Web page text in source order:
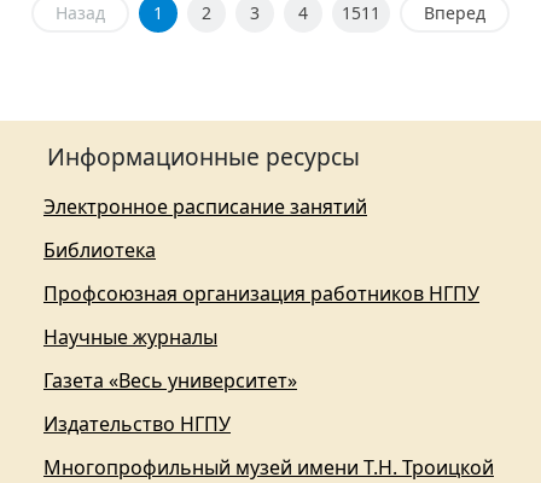
Назад 1 2 3 4 1511 Вперед
Информационные ресурсы
Электронное расписание занятий
Библиотека
Профсоюзная организация работников НГПУ
Научные журналы
Газета «Весь университет»
Издательство НГПУ
Многопрофильный музей имени Т.Н. Троицкой